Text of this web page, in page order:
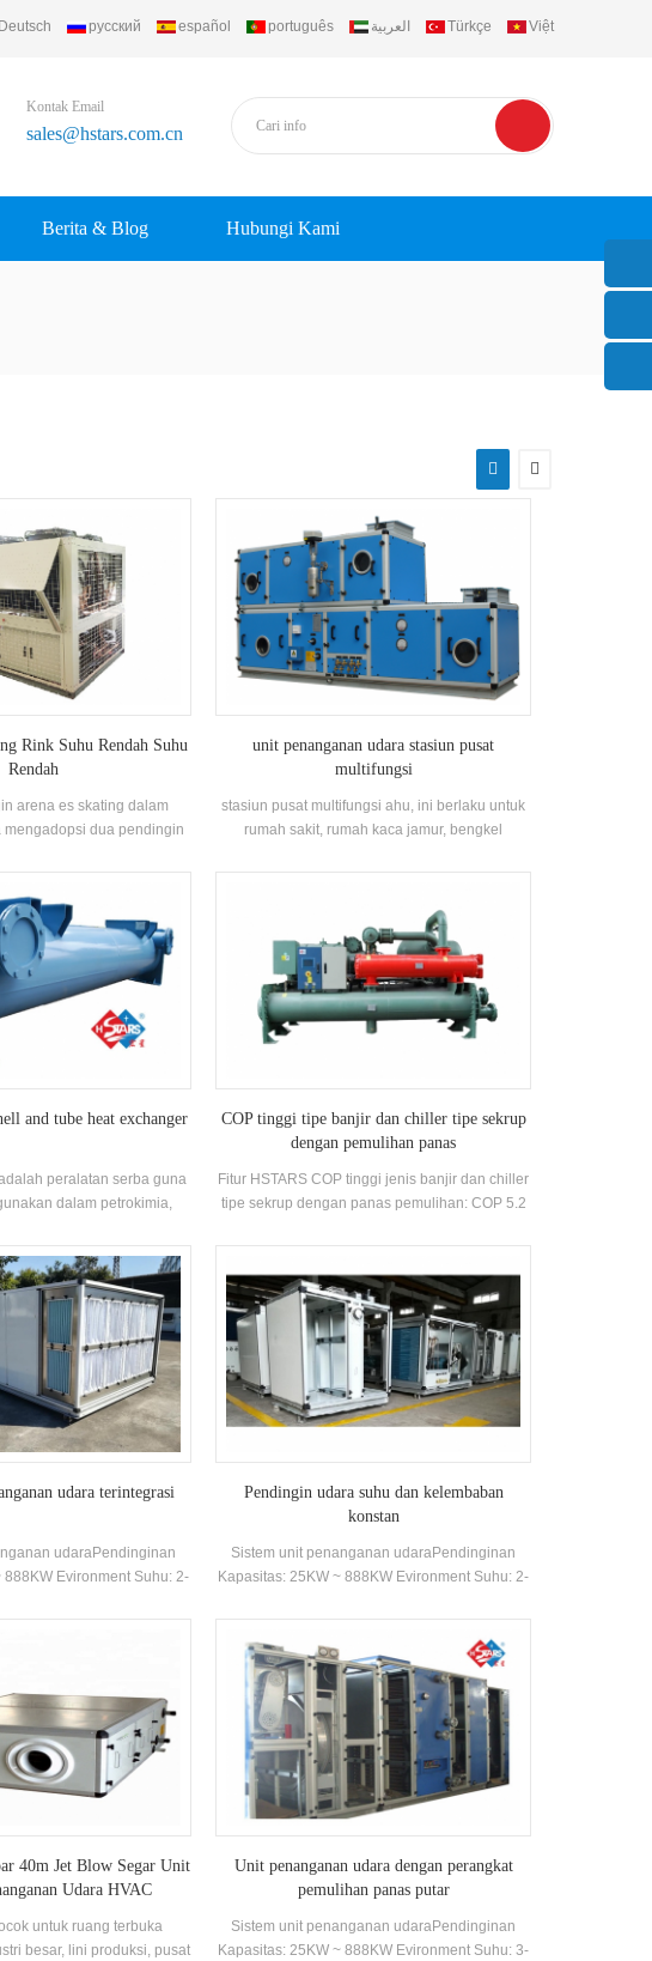
Deutsch русский español português العربية Türkçe Việt
Kontak Email
sales@hstars.com.cn
Berita & Blog Hubungi Kami
Rink Suhu Rendah Suhu
Rendah
arena es skating dalam
mengadopsi dua pendingin
langsung mengadopsi
merek unit; Pendinginan
"HSTARS" Jenis
rendah Chiller, Glikol
refrigeran untuk membentuk
gelanggang
unit penanganan udara stasiun pusat
multifungsi
stasiun pusat multifungsi ahu, ini berlaku untuk
rumah sakit, rumah kaca jamur, bengkel
mengontrol kelembaban udara dengan tepat
lagi, kita juga dapat mengontrol tingkat
kebersihan, kapasitas pendinginan atau
pemanasan ahu dengan tepat.produk kami
semua pembuatan disesuaikan, kami
merancang unit sendiri untuk Anda.
and tube heat exchanger
peralatan serba guna
dalam petrokimia,
COP tinggi tipe banjir dan chiller tipe sekrup
dengan pemulihan panas
Fitur HSTARS COP tinggi jenis banjir dan chiller
tipe sekrup dengan panas pemulihan: COP 5.2
energi yang lebih rendah selain Kering ketik.
udara terintegrasi
udaraPendinginan
888KW Evironment Suhu: 2-
Pendingin udara suhu dan kelembaban
konstan
Sistem unit penanganan udaraPendinginan
Kapasitas: 25KW ~ 888KW Evironment Suhu: 2-
40m Jet Blow Segar Unit
Udara HVAC
untuk ruang terbuka
besar, lini produksi, pusat
Unit penanganan udara dengan perangkat
pemulihan panas putar
Sistem unit penanganan udaraPendinginan
Kapasitas: 25KW ~ 888KW Evironment Suhu: 3-